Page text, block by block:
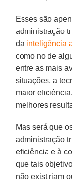
Esses são
administração
da inteligência
como no de
entre as mais
situações, a
maior
melhores
Mas será que
administração
eficiência e à
que tais
não existiriam